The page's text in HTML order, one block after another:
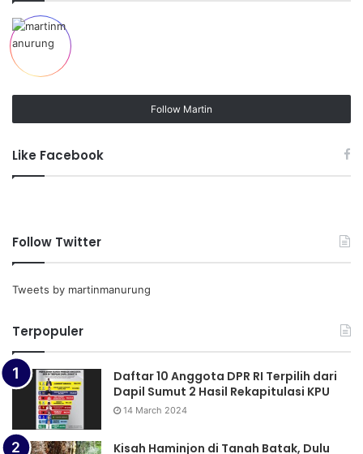
Follow Martin
Like Facebook
Follow Twitter
Tweets by martinmanurung
Terpopuler
Daftar 10 Anggota DPR RI Terpilih dari
Dapil Sumut 2 Hasil Rekapitulasi KPU
14 March 2024
Kisah Haminjon di Tanah Batak, Dulu